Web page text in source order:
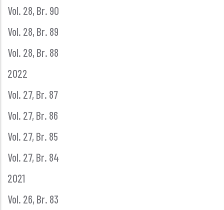
Vol. 28, Br. 90
Vol. 28, Br. 89
Vol. 28, Br. 88
2022
Vol. 27, Br. 87
Vol. 27, Br. 86
Vol. 27, Br. 85
Vol. 27, Br. 84
2021
Vol. 26, Br. 83